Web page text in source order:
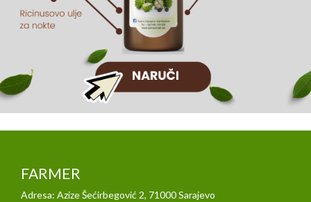
FARMER
Adresa: Azize Šećirbegović 2, 71000 Sarajevo